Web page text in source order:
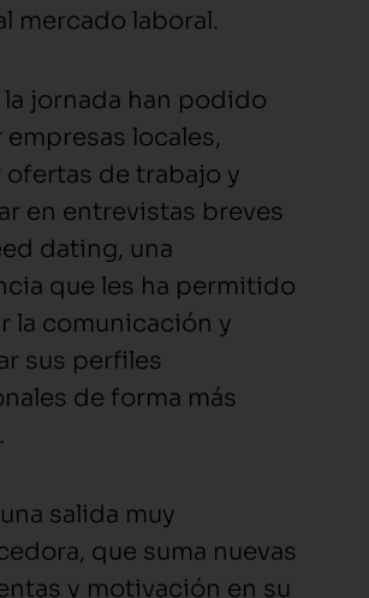
mercado laboral.
la jornada han podido
locales,
ofertas de trabajo y
en entrevistas breves
dating, una
que les ha permitido
la comunicación y
sus perfiles
de forma más
salida muy
que suma nuevas
y motivación en su